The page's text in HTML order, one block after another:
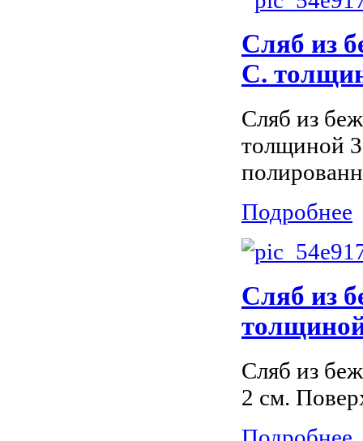
Сляб из
С.
Сляб из
толщиной
Подробнее
Сляб из
Сляб из
2 см.